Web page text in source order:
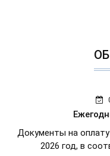
Документы на оплату
2026 год, в